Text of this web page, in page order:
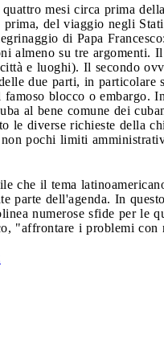
mesi circa prima
prima, del viaggio negli
di Papa
almeno su tre argomenti.
e luoghi). Il secondo
due parti, in particolare
famoso blocco o embargo.
al bene comune dei
le diverse richieste della
pochi limiti
che il tema
parte dell'agenda. In
numerose sfide per le
"affrontare i problemi con